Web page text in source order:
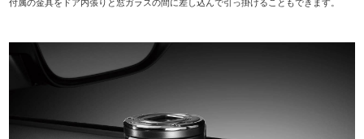
付属の金具をドア内張りと窓ガラスの間に差し込んで引っ掛けることもできます。